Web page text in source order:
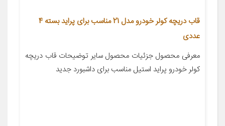
قاب دریچه کولر خودرو مدل 21 مناسب برای پراید بسته 4
عددی
معرفی محصول جزئیات محصول سایر توضیحات قاب دریچه
کولر خودرو پراید استیل مناسب برای داشبورد جدید